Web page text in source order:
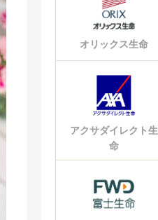
オリックス生命
アクサダイレクト生
命